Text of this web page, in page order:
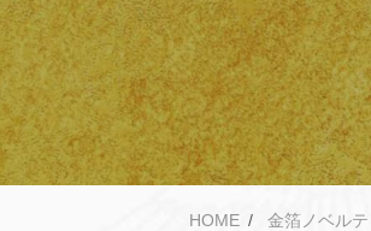
HOME / 金箔ノベルテ